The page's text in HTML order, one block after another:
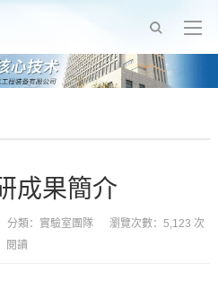
成果簡介
類： 實驗室團隊 瀏覽次數：5,123 次
閱讀